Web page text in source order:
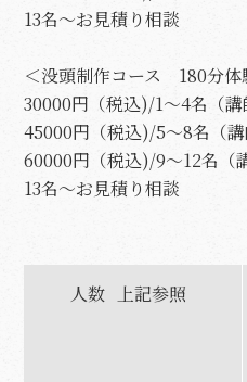
13名〜お見積り相談
＜没頭制作コース 180分体
30000円（税込)/1〜4名（講
45000円（税込)/5〜8名（講
60000円（税込)/9〜12名（
13名〜お見積り相談
人数 上記参照